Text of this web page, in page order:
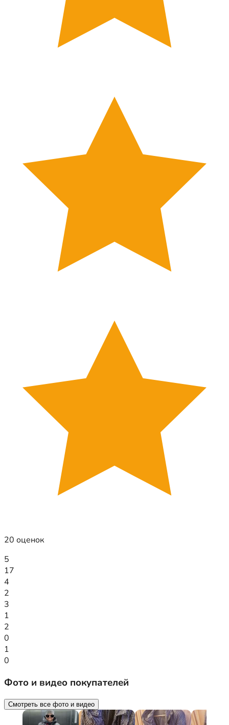
20 оценок
5
17
4
2
3
1
2
0
1
0
Фото и видео покупателей
Смотреть все фото и видео